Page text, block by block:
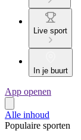
Live sport
In je buurt
App openen
Alle inhoud
Populaire sporten